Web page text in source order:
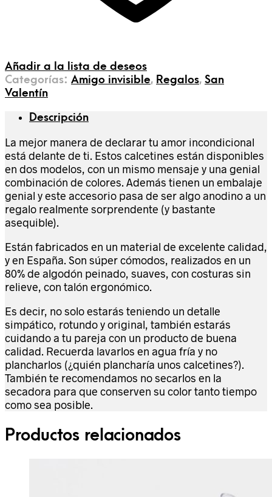
Añadir a la lista de deseos
Categorías: Amigo invisible, Regalos, San
Valentín
Descripción
La mejor manera de declarar tu amor incondicional
está delante de ti. Estos calcetines están disponibles
en dos modelos, con un mismo mensaje y una genial
combinación de colores. Además tienen un embalaje
genial y este accesorio pasa de ser algo anodino a un
regalo realmente sorprendente (y bastante
asequible).
Están fabricados en un material de excelente calidad,
y en España. Son súper cómodos, realizados en un
80% de algodón peinado, suaves, con costuras sin
relieve, con talón ergonómico.
Es decir, no solo estarás teniendo un detalle
simpático, rotundo y original, también estarás
cuidando a tu pareja con un producto de buena
calidad. Recuerda lavarlos en agua fría y no
plancharlos (¿quién plancharía unos calcetines?).
También te recomendamos no secarlos en la
secadora para que conserven su color tanto tiempo
como sea posible.
Productos relacionados